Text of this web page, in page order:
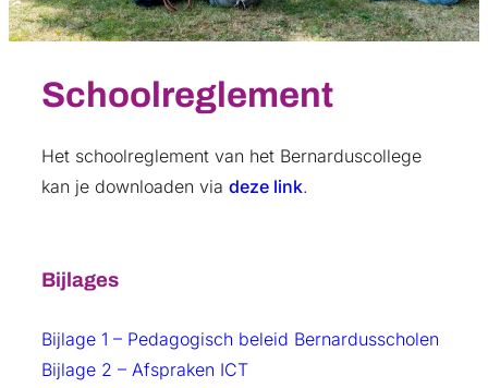
Schoolreglement
Het schoolreglement van het Bernarduscollege
kan je downloaden via deze link.
Bijlages
Bijlage 1 – Pedagogisch beleid Bernardusscholen
Bijlage 2 – Afspraken ICT